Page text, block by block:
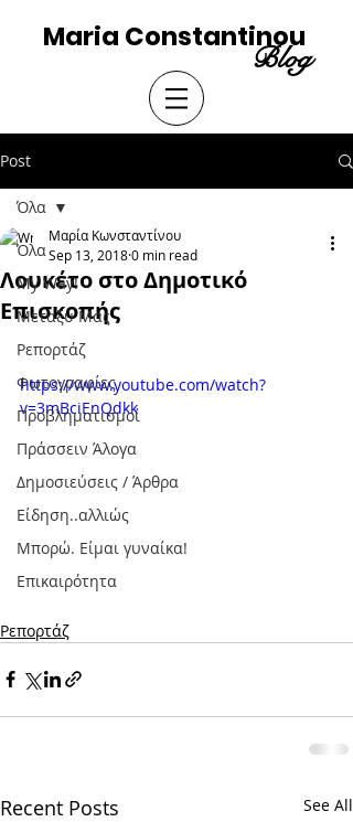
Maria Constantinou
Blog
Post
Όλα
My Way!
Μεταξύ Μας
Ρεπορτάζ
Φωτογραφίες
Προβληματισμοί
Πράσσειν Άλογα
Δημοσιεύσεις / Άρθρα
Είδηση..αλλιώς
Μπορώ. Είμαι γυναίκα!
Επικαιρότητα
Όλα
Λουκέτο στο Δημοτικό
Επισκοπής
Μαρία Κωνσταντίνου
Sep 13, 20180 min read
https://www.youtube.com/watch?
v=3mBciEnQdkk
Ρεπορτάζ
Recent Posts See All